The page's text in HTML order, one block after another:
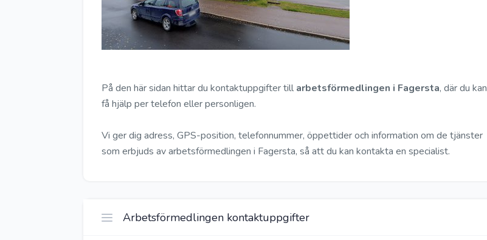
På den här sidan hittar du kontaktuppgifter till arbetsförmedlingen i Fagersta, där du kan
få hjälp per telefon eller personligen.
Vi ger dig adress, GPS-position, telefonnummer, öppettider och information om de tjänster
som erbjuds av arbetsförmedlingen i Fagersta, så att du kan kontakta en specialist.
Arbetsförmedlingen kontaktuppgifter